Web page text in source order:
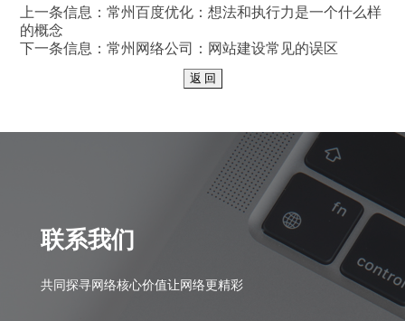
上一条信息：常州百度优化：想法和执行力是一个什么样
的概念
下一条信息：常州网络公司：网站建设常见的误区
联系我们
共同探寻网络核心价值让网络更精彩